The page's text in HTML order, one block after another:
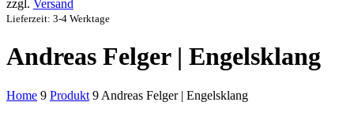
zzgl. Versand
Lieferzeit: 3-4 Werktage
Andreas Felger | Engelsklang
Home 9 Produkt 9 Andreas Felger | Engelsklang